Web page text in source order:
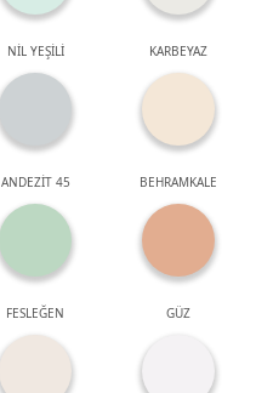
NİL YEŞİLİ KARBEYAZ
ANDEZİT 45 BEHRAMKALE
FESLEĞEN GÜZ